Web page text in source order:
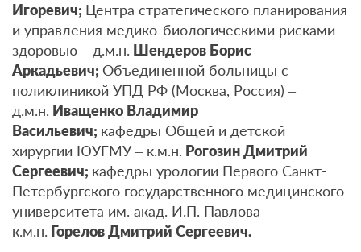
Игоревич; Центра стратегического планирования
и управления медико-биологическими рисками
здоровью – д.м.н. Шендеров Борис
Аркадьевич; Объединенной больницы с
поликлиникой УПД РФ (Москва, Россия) –
д.м.н. Иващенко Владимир
Васильевич; кафедры Общей и детской
хирургии ЮУГМУ – к.м.н. Рогозин Дмитрий
Сергеевич; кафедры урологии Первого Санкт-
Петербургского государственного медицинского
университета им. акад. И.П. Павлова –
к.м.н. Горелов Дмитрий Сергеевич.